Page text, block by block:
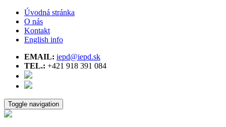
Úvodná stránka
O nás
Kontakt
English info
EMAIL: iepd@iepd.sk
TEL.: +421 918 391 084
Toggle navigation